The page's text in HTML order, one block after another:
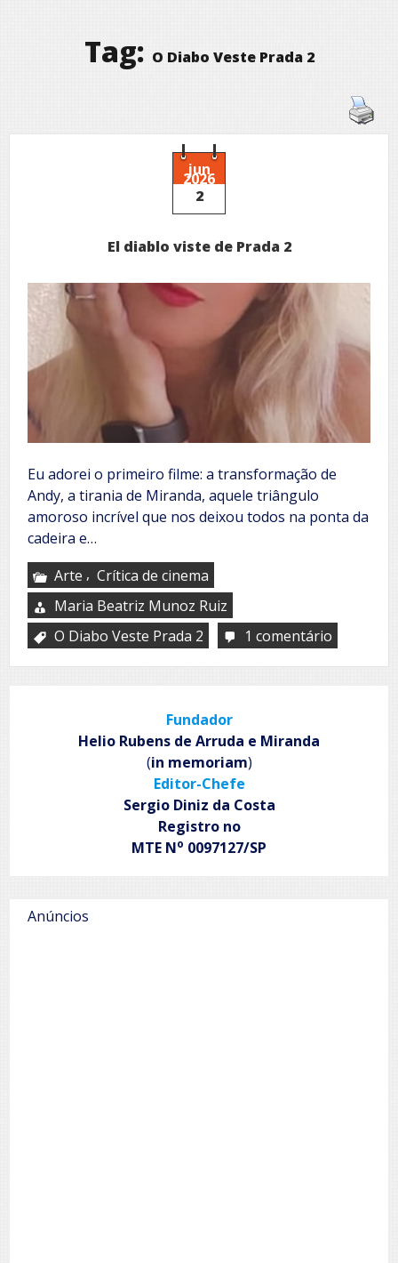
Tag: O Diabo Veste Prada 2
jun
2026
2
El diablo viste de Prada 2
Eu adorei o primeiro filme: a transformação de
Andy, a tirania de Miranda, aquele triângulo
amoroso incrível que nos deixou todos na ponta da
cadeira e…
Arte , Crítica de cinema
Maria Beatriz Munoz Ruiz
O Diabo Veste Prada 2
1 comentário
diablo
Fundador
Helio Rubens de Arruda e Miranda
(in memoriam)
Editor-Chefe
Sergio Diniz da Costa
Registro no
MTE No 0097127/SP
Anúncios